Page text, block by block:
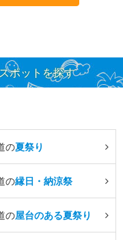
ポットを探す
の夏祭り
の縁日・納涼祭
の屋台のある夏祭り